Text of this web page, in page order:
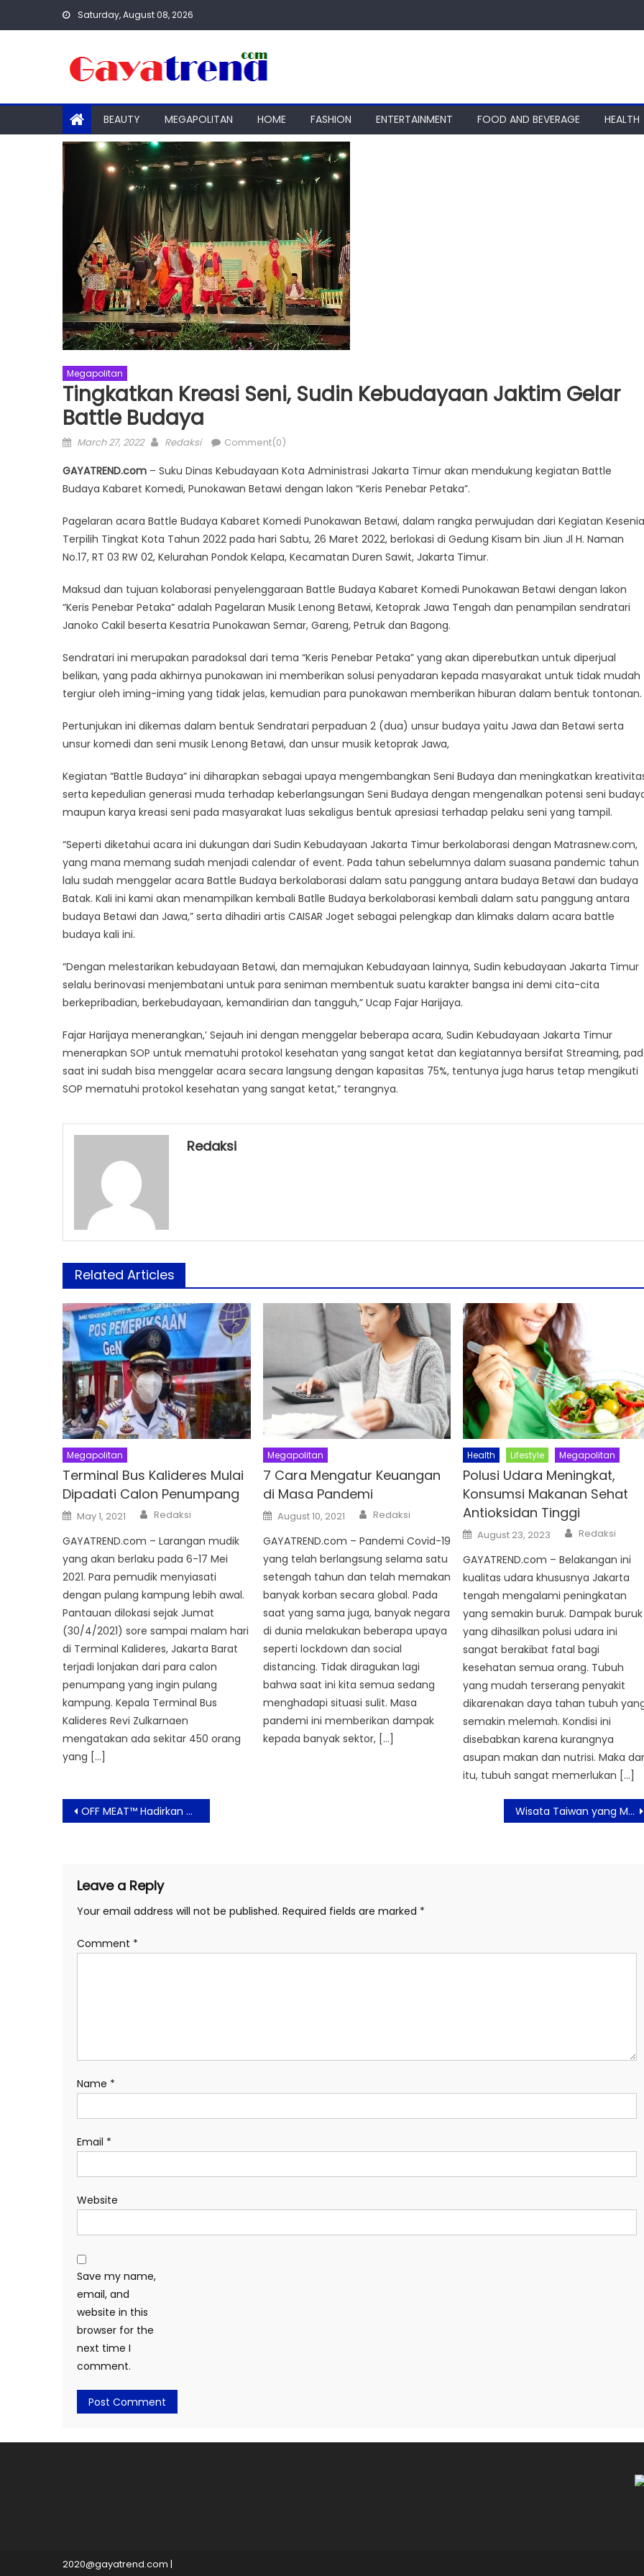
Saturday, August 08, 2026
BEAUTY MEGAPOLITAN HOME FASHION ENTERTAINMENT FOOD AND BEVERAGE HEALTH
Megapolitan
Tingkatkan Kreasi Seni, Sudin Kebudayaan Jaktim Gelar
Battle Budaya
Posted
March 27, 2022 Author
Redaksi Comment(0)
GAYATREND.com – Suku Dinas Kebudayaan Kota Administrasi Jakarta Timur akan mendukung kegiatan Battle
Budaya Kabaret Komedi, Punokawan Betawi dengan lakon “Keris Penebar Petaka”.
Pagelaran acara Battle Budaya Kabaret Komedi Punokawan Betawi, dalam rangka perwujudan dari Kegiatan
Terpilih Tingkat Kota Tahun 2022 pada hari Sabtu, 26 Maret 2022, berlokasi di Gedung Kisam bin Jiun Jl H. Naman
No.17, RT 03 RW 02, Kelurahan Pondok Kelapa, Kecamatan Duren Sawit, Jakarta Timur.
Maksud dan tujuan kolaborasi penyelenggaraan Battle Budaya Kabaret Komedi Punokawan Betawi dengan lakon
“Keris Penebar Petaka” adalah Pagelaran Musik Lenong Betawi, Ketoprak Jawa Tengah dan penampilan sendratari
Janoko Cakil beserta Kesatria Punokawan Semar, Gareng, Petruk dan Bagong.
Sendratari ini merupakan paradoksal dari tema “Keris Penebar Petaka” yang akan diperebutkan untuk diperjual
belikan, yang pada akhirnya punokawan ini memberikan solusi penyadaran kepada masyarakat untuk tidak mudah
tergiur oleh iming-iming yang tidak jelas, kemudian para punokawan memberikan hiburan dalam bentuk tontonan.
Pertunjukan ini dikemas dalam bentuk Sendratari perpaduan 2 (dua) unsur budaya yaitu Jawa dan Betawi serta
unsur komedi dan seni musik Lenong Betawi, dan unsur musik ketoprak Jawa,
Kegiatan “Battle Budaya” ini diharapkan sebagai upaya mengembangkan Seni Budaya dan meningkatkan
serta kepedulian generasi muda terhadap keberlangsungan Seni Budaya dengan mengenalkan potensi seni
maupun karya kreasi seni pada masyarakat luas sekaligus bentuk apresiasi terhadap pelaku seni yang tampil.
“Seperti diketahui acara ini dukungan dari Sudin Kebudayaan Jakarta Timur berkolaborasi dengan Matrasnew.com,
yang mana memang sudah menjadi calendar of event. Pada tahun sebelumnya dalam suasana pandemic tahun
lalu sudah menggelar acara Battle Budaya berkolaborasi dalam satu panggung antara budaya Betawi dan budaya
Batak. Kali ini kami akan menampilkan kembali Batlle Budaya berkolaborasi kembali dalam satu panggung antara
budaya Betawi dan Jawa,” serta dihadiri artis CAISAR Joget sebagai pelengkap dan klimaks dalam acara battle
budaya kali ini.
“Dengan melestarikan kebudayaan Betawi, dan memajukan Kebudayaan lainnya, Sudin kebudayaan Jakarta Timur
selalu berinovasi menjembatani untuk para seniman membentuk suatu karakter bangsa ini demi cita-cita
berkepribadian, berkebudayaan, kemandirian dan tangguh,” Ucap Fajar Harijaya.
Fajar Harijaya menerangkan,’ Sejauh ini dengan menggelar beberapa acara, Sudin Kebudayaan Jakarta Timur
menerapkan SOP untuk mematuhi protokol kesehatan yang sangat ketat dan kegiatannya bersifat Streaming,
saat ini sudah bisa menggelar acara secara langsung dengan kapasitas 75%, tentunya juga harus tetap mengikuti
SOP mematuhi protokol kesehatan yang sangat ketat,” terangnya.
Redaksi
Related Articles
Megapolitan
Terminal Bus Kalideres Mulai
Dipadati Calon Penumpang
Posted
on
May 1, 2021 Author
Redaksi
GAYATREND.com – Larangan mudik
yang akan berlaku pada 6-17 Mei
2021. Para pemudik menyiasati
dengan pulang kampung lebih awal.
Pantauan dilokasi sejak Jumat
(30/4/2021) sore sampai malam hari
di Terminal Kalideres, Jakarta Barat
terjadi lonjakan dari para calon
penumpang yang ingin pulang
kampung. Kepala Terminal Bus
Kalideres Revi Zulkarnaen
mengatakan ada sekitar 450 orang
yang […]
Megapolitan
7 Cara Mengatur Keuangan
di Masa Pandemi
Posted
on
August 10, 2021 Author
Redaksi
GAYATREND.com – Pandemi Covid-19
yang telah berlangsung selama satu
setengah tahun dan telah memakan
banyak korban secara global. Pada
saat yang sama juga, banyak negara
di dunia melakukan beberapa upaya
seperti lockdown dan social
distancing. Tidak diragukan lagi
bahwa saat ini kita semua sedang
menghadapi situasi sulit. Masa
pandemi ini memberikan dampak
kepada banyak sektor, […]
Health Lifestyle Megapolitan
Polusi Udara Meningkat,
Konsumsi Makanan Sehat
Antioksidan Tinggi
Posted
on
August 23, 2023 Author
Redaksi
GAYATREND.com – Belakangan ini
kualitas udara khususnya Jakarta
tengah mengalami peningkatan
yang semakin buruk. Dampak buruk
yang dihasilkan polusi udara ini
sangat berakibat fatal bagi
kesehatan semua orang. Tubuh
yang mudah terserang penyakit
dikarenakan daya tahan tubuh
semakin melemah. Kondisi ini
disebabkan karena kurangnya
asupan makan dan nutrisi. Maka
itu, tubuh sangat memerlukan […]
Post
navigation
OFF MEAT™️ Hadirkan Produk Daging Dengan Protein Nabati Demi Keberlanjutan Planet Bumi Wisata Taiwan yang Menakjubkan, Wajib Dikunjungi
Leave a Reply
Your email address will not be published. Required fields are marked *
Comment *
Name *
Email *
Website
Save my name,
email, and
website in this
browser for the
next time I
comment.
2020@gayatrend.com |